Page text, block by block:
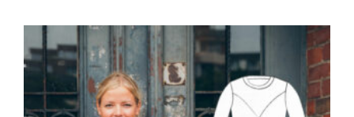
auf.
Die
Optionen
können